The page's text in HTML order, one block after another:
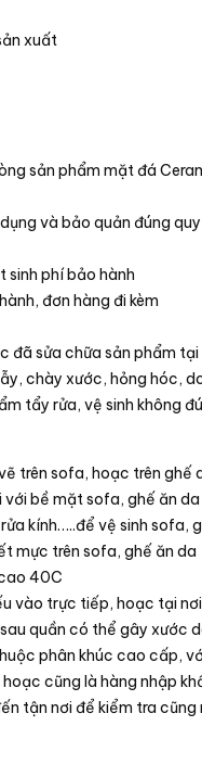
xuất
sản phẩm mặt đá
và bảo quản đúng
sinh phí bảo hành
đơn hàng đi kèm
đã sửa chữa sản phẩm
chày xước, hỏng hóc,
tẩy rửa, vệ sinh không
trên sofa, hoạc trên ghế
với bề mặt sofa, ghế ăn da
kính…..để vệ sinh sofa,
mực trên sofa, ghế ăn da
40C
vào trực tiếp, hoạc tại
quần có thể gây xước
phân khúc cao cấp,
cũng là hàng nhập
tận nơi để kiểm tra